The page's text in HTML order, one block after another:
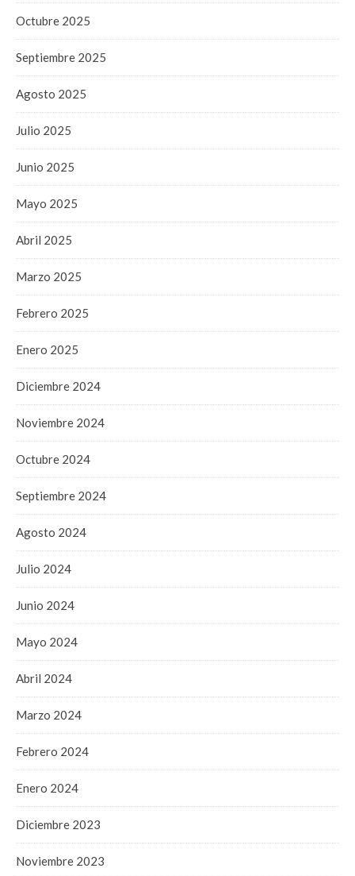
Octubre 2025
Septiembre 2025
Agosto 2025
Julio 2025
Junio 2025
Mayo 2025
Abril 2025
Marzo 2025
Febrero 2025
Enero 2025
Diciembre 2024
Noviembre 2024
Octubre 2024
Septiembre 2024
Agosto 2024
Julio 2024
Junio 2024
Mayo 2024
Abril 2024
Marzo 2024
Febrero 2024
Enero 2024
Diciembre 2023
Noviembre 2023